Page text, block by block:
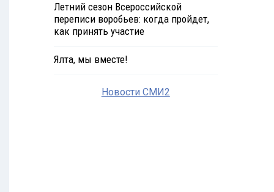
Летний сезон Всероссийской
переписи воробьев: когда пройдет,
как принять участие
Ялта, мы вместе!
Новости СМИ2